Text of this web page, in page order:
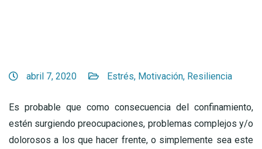
abril 7, 2020 Estrés, Motivación, Resiliencia
Es probable que como consecuencia del confinamiento,
estén surgiendo preocupaciones, problemas complejos y/o
dolorosos a los que hacer frente, o simplemente sea este